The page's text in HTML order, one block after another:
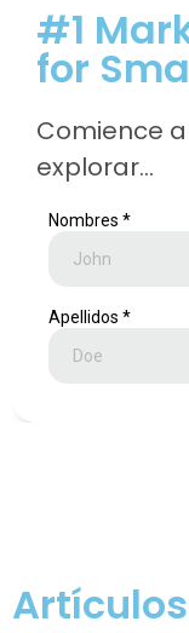
#1
for
Comience
explorar…